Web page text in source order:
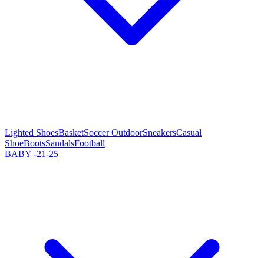
Lighted ShoesBasketSoccer OutdoorSneakersCasual
ShoeBootsSandalsFootball
BABY -21-25